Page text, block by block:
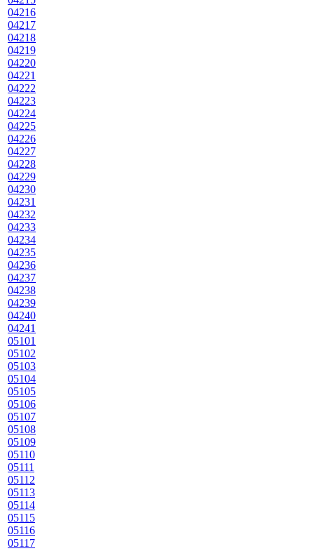
04216
04217
04218
04219
04220
04221
04222
04223
04224
04225
04226
04227
04228
04229
04230
04231
04232
04233
04234
04235
04236
04237
04238
04239
04240
04241
05101
05102
05103
05104
05105
05106
05107
05108
05109
05110
05111
05112
05113
05114
05115
05116
05117